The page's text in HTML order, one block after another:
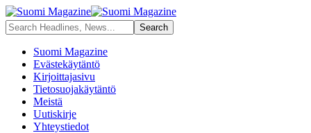
Suomi Magazine
Evästekäytäntö
Kirjoittajasivu
Tietosuojakäytäntö
Meistä
Uutiskirje
Yhteystiedot